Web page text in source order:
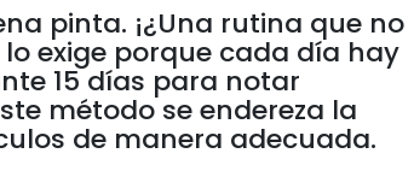
pinta. ¡¿Una rutina que no
exige porque cada día hay
15 días para notar
método se endereza la
de manera adecuada.